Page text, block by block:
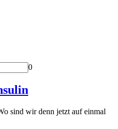
0
sind wir denn jetzt auf einmal